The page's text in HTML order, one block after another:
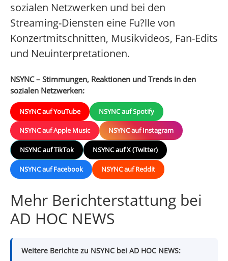
sozialen Netzwerken und bei den
Streaming-Diensten eine Fu?lle von
Konzertmitschnitten, Musikvideos, Fan-Edits
und Neuinterpretationen.
NSYNC – Stimmungen, Reaktionen und Trends in den
sozialen Netzwerken:
NSYNC auf YouTube NSYNC auf Spotify
NSYNC auf Apple Music NSYNC auf Instagram
NSYNC auf TikTok NSYNC auf X (Twitter)
NSYNC auf Facebook NSYNC auf Reddit
Mehr Berichterstattung bei
AD HOC NEWS
Weitere Berichte zu NSYNC bei AD HOC NEWS: